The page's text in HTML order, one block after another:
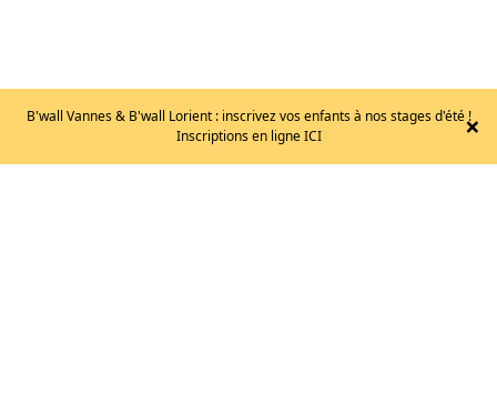
B'wall Vannes & B'wall Lorient : inscrivez vos enfants à nos stages d'été !
Inscriptions en ligne ICI
×